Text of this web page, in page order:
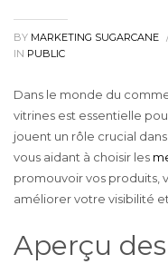
BY MARKETING SUGARCANE
IN PUBLIC
Dans le monde du
vitrines est essentielle
jouent un rôle crucial
vous aidant à choisir les
promouvoir vos produits,
améliorer votre visibilité
Aperçu